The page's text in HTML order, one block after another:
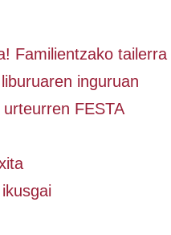
Familientzako tailerra
inguruan
FESTA